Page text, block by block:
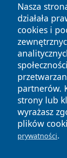
Nasza
działała
cookies i
partnerów.
strony lub
wyrażasz
plików
prywatności.
Copyright ©
zastrzeżone.
News Autorzy